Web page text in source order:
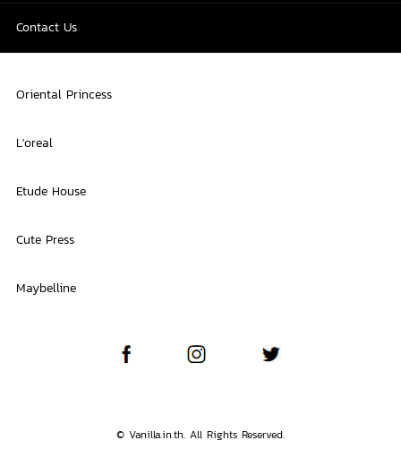
Contact Us
Oriental Princess
L'oreal
Etude House
Cute Press
Maybelline
© Vanilla.in.th. All Rights Reserved.